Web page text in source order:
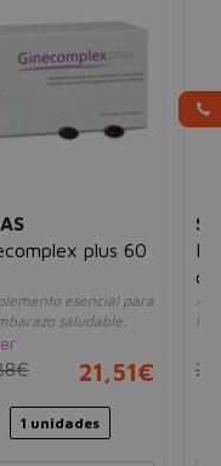
plus 60
esencial para
saludable.
21,51€
1 unidades
la